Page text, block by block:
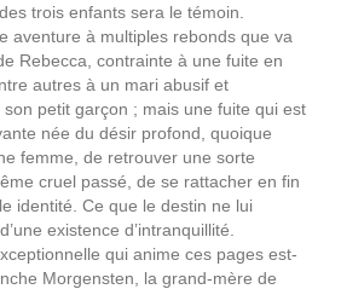
trois enfants sera le témoin.
aventure à multiples rebonds que va
Rebecca, contrainte à une fuite en
autres à un mari abusif et
petit garçon ; mais une fuite qui est
née du désir profond, quoique
femme, de retrouver une sorte
cruel passé, de se rattacher en fin
identité. Ce que le destin ne lui
existence d’intranquillité.
qui anime ces pages est-
Morgensten, la grand-mère de